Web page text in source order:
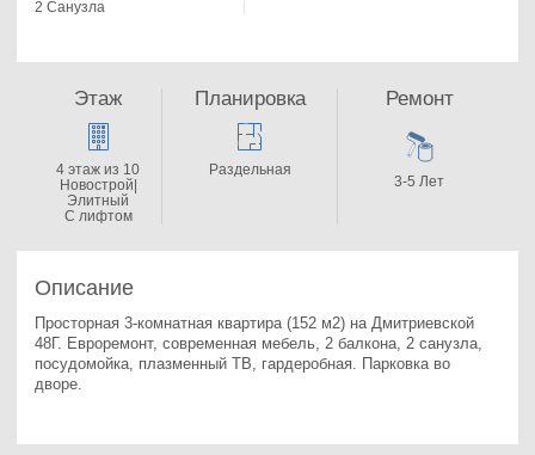
2 Санузла
Описание
Просторная 3-комнатная квартира (152 м2) на Дмитриевской
48Г. Евроремонт, современная мебель, 2 балкона, 2 санузла,
посудомойка, плазменный ТВ, гардеробная. Парковка во
дворе.
Этаж
4 этаж из 10
Новострой|
Элитный
С лифтом
Планировка
Раздельная
Ремонт
3-5 Лет